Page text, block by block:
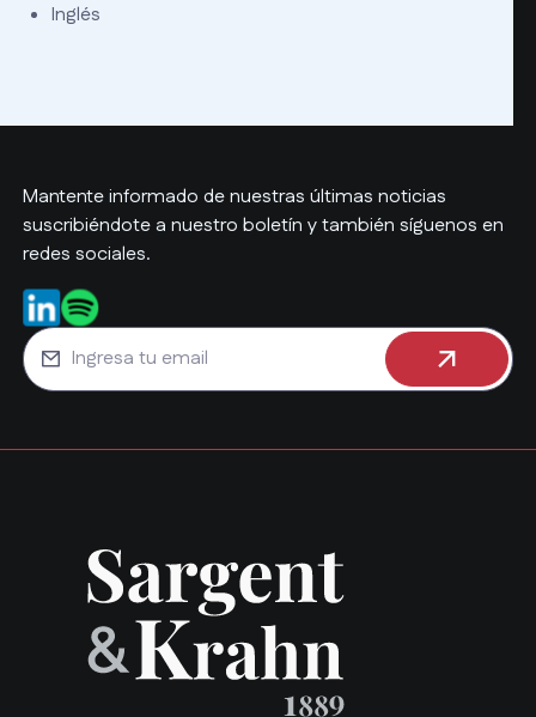
Inglés
Mantente informado de nuestras últimas noticias
suscribiéndote a nuestro boletín y también síguenos en
redes sociales.